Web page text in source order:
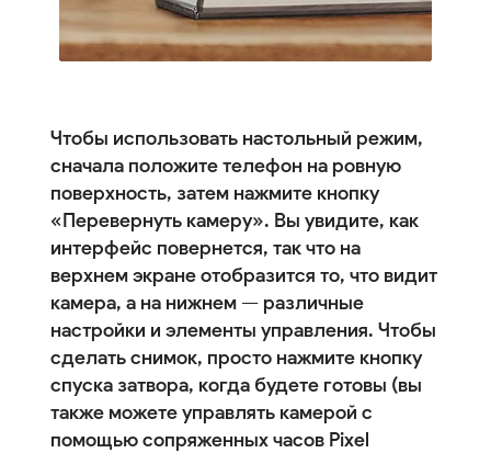
Чтобы использовать настольный режим,
сначала положите телефон на ровную
поверхность, затем нажмите кнопку
«Перевернуть камеру». Вы увидите, как
интерфейс повернется, так что на
верхнем экране отобразится то, что видит
камера, а на нижнем — различные
настройки и элементы управления. Чтобы
сделать снимок, просто нажмите кнопку
спуска затвора, когда будете готовы (вы
также можете управлять камерой с
помощью сопряженных часов Pixel